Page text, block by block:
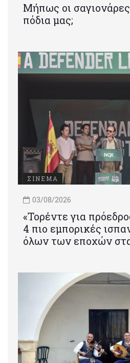
Μήπως οι
πόδια μας;
ΣΙΝΕΜΑ
03/08/2026
«Τορέντε για
4 πιο εμπορικές
όλων των εποχών